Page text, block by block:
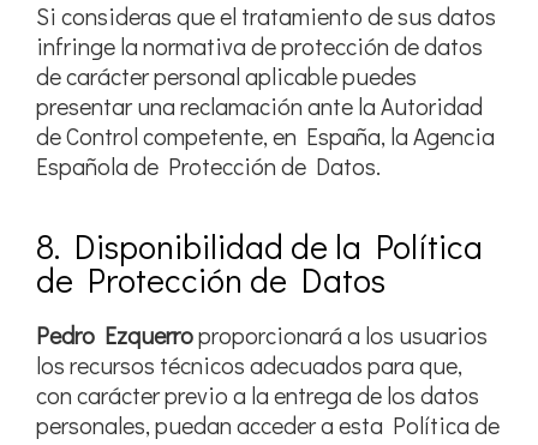
Si consideras que el tratamiento de sus datos
infringe la normativa de protección de datos
de carácter personal aplicable puedes
presentar una reclamación ante la Autoridad
de Control competente, en España, la Agencia
Española de Protección de Datos.
8. Disponibilidad de la Política
de Protección de Datos
Pedro Ezquerroproporcionará a los usuarios
los recursos técnicos adecuados para que,
con carácter previo a la entrega de los datos
personales, puedan acceder a esta Política de